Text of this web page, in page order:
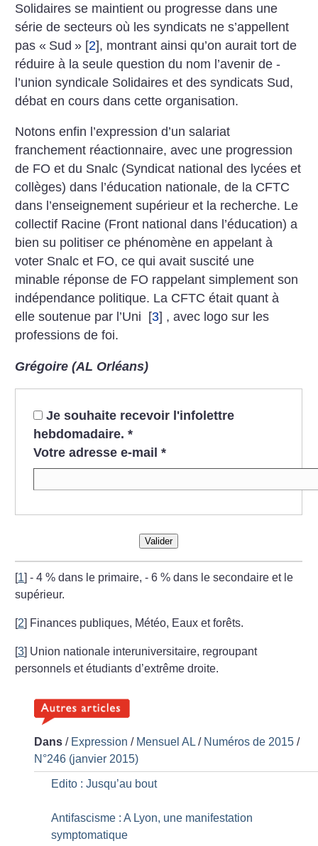
Solidaires se maintient ou progresse dans une
série de secteurs où les syndicats ne s’appellent
pas « Sud » [2], montrant ainsi qu’on aurait tort de
réduire à la seule question du nom l’avenir de ­
l’union syndicale Solidaires et des syndicats Sud,
débat en cours dans cette organisation.
Notons enfin l’expression d’un salariat
franchement réactionnaire, avec une progression
de FO et du Snalc (Syndicat national des lycées et
collèges) dans l’éducation nationale, de la CFTC
dans l’enseignement supérieur et la recherche. Le
collectif Racine (Front national dans l’éducation) a
bien su politiser ce phénomène en appelant à
voter Snalc et FO, ce qui avait suscité une
minable réponse de FO rappelant simplement son
indépendance politique. La CFTC était quant à
elle soutenue par l’Uni
[3] , avec logo sur les
professions de foi.
Grégoire (AL Orléans)
Je souhaite recevoir l'infolettre
hebdomadaire. *
Votre adresse e-mail *
Valider
1 ]- 4 % dans le primaire, - 6 % dans le secondaire et le
supérieur.
[2 Finances publiques, Météo, Eaux et forêts.
[3 Union nationale interuniversitaire, regroupant
personnels et étudiants d’extrême droite.
Dans / Expression / Mensuel AL / Numéros de 2015 /
N°246 (janvier 2015)
Edito : Jusqu’au bout
Antifascisme : A Lyon, une manifestation
symptomatique